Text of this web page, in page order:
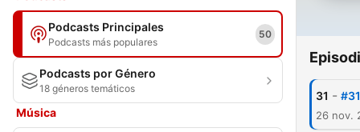
Podcasts Principales
Podcasts más populares
50
Podcasts por Género
18 géneros temáticos
Música
31 -
26 nov.